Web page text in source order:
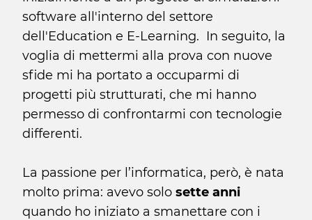
software all'interno del settore
dell'Education e E-Learning. In seguito, la
voglia di mettermi alla prova con nuove
sfide mi ha portato a occuparmi di
progetti più strutturati, che mi hanno
permesso di confrontarmi con tecnologie
differenti.
La passione per l’informatica, però, è nata
molto prima: avevo solo sette anni
quando ho iniziato a smanettare con i